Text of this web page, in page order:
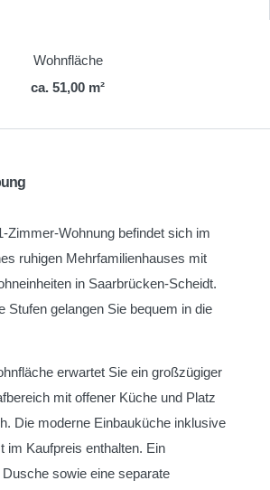
Wohnfläche
ca. 51,00 m²
Zimmer-Wohnung befindet sich im
ruhigen Mehrfamilienhauses mit
in Saarbrücken-Scheidt.
Stufen gelangen Sie bequem in die
erwartet Sie ein großzügiger
mit offener Küche und Platz
Die moderne Einbauküche inklusive
im Kaufpreis enthalten. Ein
sowie eine separate